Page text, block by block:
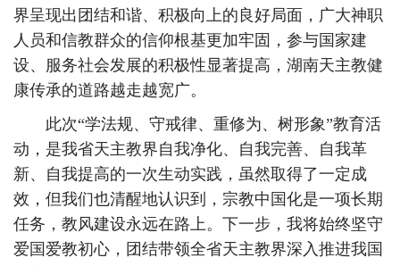
界呈现出团结和谐、积极向上的良好局面，广大神职
人员和信教群众的信仰根基更加牢固，参与国家建
设、服务社会发展的积极性显著提高，湖南天主教健
康传承的道路越走越宽广。
此次“学法规、守戒律、重修为、树形象”教育活
动，是我省天主教界自我净化、自我完善、自我革
新、自我提高的一次生动实践，虽然取得了一定成
效，但我们也清醒地认识到，宗教中国化是一项长期
任务，教风建设永远在路上。下一步，我将始终坚守
爱国爱教初心，团结带领全省天主教界深入推进我国